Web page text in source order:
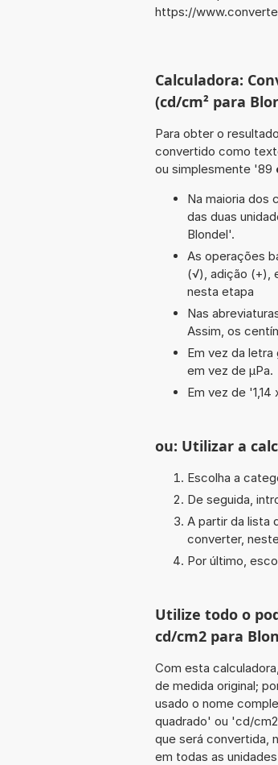
https://
Calculadora:
(cd/cm² para
Para obter o
convertido como
ou simplesmente '89
Na maioria dos
das duas
Blondel'.
As operações
(√), adição (+),
nesta etapa
Nas
Assim, os
Em vez da
em vez de µPa.
Em vez de
ou: Utilizar a
Escolha a
De seguida,
A partir da lista
converter,
Por último,
Utilize todo o
cd/cm2 para
Com esta
de medida original;
usado o nome
quadrado' ou 'cd/
que será convertida,
em todas as